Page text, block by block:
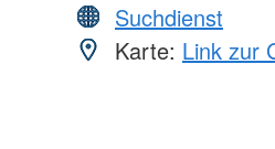
Suchdienst
Karte: Link zur